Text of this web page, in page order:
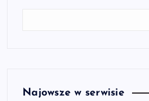
Najowsze w serwisie